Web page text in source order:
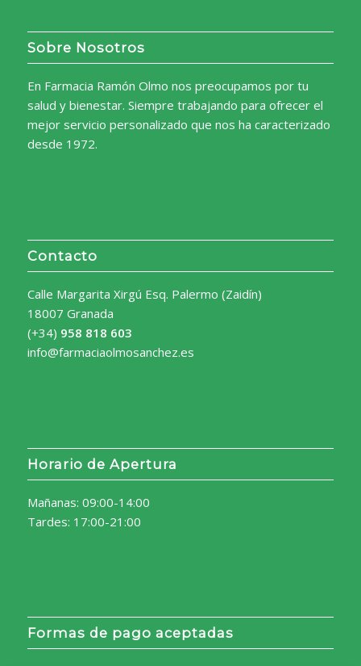
Sobre Nosotros
En Farmacia Ramón Olmo nos preocupamos por tu
salud y bienestar. Siempre trabajando para ofrecer el
mejor servicio personalizado que nos ha caracterizado
desde 1972.
Contacto
Calle Margarita Xirgú Esq. Palermo (Zaidín)
18007 Granada
(+34) 958 818 603
info@farmaciaolmosanchez.es
Horario de Apertura
Mañanas: 09:00-14:00
Tardes: 17:00-21:00
Formas de pago aceptadas